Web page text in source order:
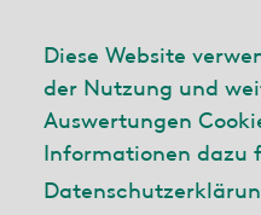
Diese Website
der Nutzung und
Auswertungen
Informationen dazu
Linkedin
© 2026 ecobau